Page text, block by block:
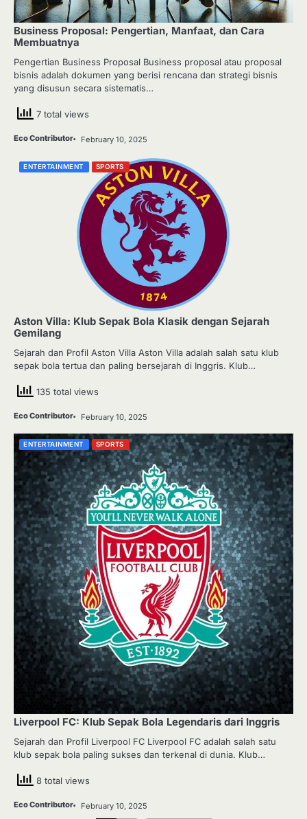
Business Proposal: Pengertian, Manfaat, dan Cara
Membuatnya
Pengertian Business Proposal Business proposal atau proposal
bisnis adalah dokumen yang berisi rencana dan strategi bisnis
yang disusun secara sistematis…
7 total views
Eco Contributor February 10, 2025
ENTERTAINMENT SPORTS
Aston Villa: Klub Sepak Bola Klasik dengan Sejarah
Gemilang
Sejarah dan Profil Aston Villa Aston Villa adalah salah satu klub
sepak bola tertua dan paling bersejarah di Inggris. Klub…
135 total views
Eco Contributor February 10, 2025
ENTERTAINMENT SPORTS
Liverpool FC: Klub Sepak Bola Legendaris dari Inggris
Sejarah dan Profil Liverpool FC Liverpool FC adalah salah satu
klub sepak bola paling sukses dan terkenal di dunia. Klub…
8 total views
Eco Contributor February 10, 2025